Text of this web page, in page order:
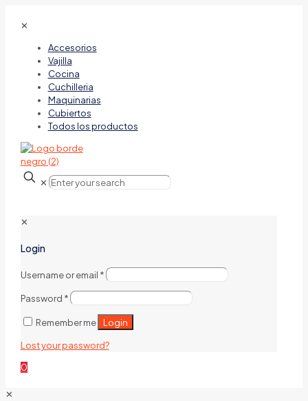
✕
Accesorios
Vajilla
Cocina
Cuchilleria
Maquinarias
Cubiertos
Todos los productos
✕
✕
Login
Username or email *
Password *
Remember me Login
Lost your password?
0
✕